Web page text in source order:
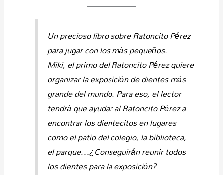
Un precioso libro sobre Ratoncito Pérez
para jugar con los más pequeños.
Miki, el primo del Ratoncito Pérez quiere
organizar la exposición de dientes más
grande del mundo. Para eso, el lector
tendrá que ayudar al Ratoncito Pérez a
encontrar los dientecitos en lugares
como el patio del colegio, la biblioteca,
el parque…¿Conseguirán reunir todos
los dientes para la exposición?